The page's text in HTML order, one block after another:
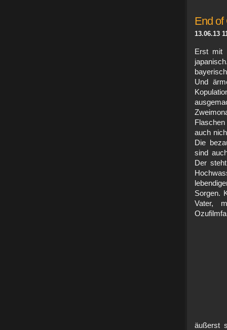
End of
13.06.13
Erst mit
Und
auch
Die
sind
Der
Sorgen.
Vater,
äußerst